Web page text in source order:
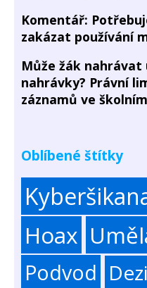
Komentář:
zakázat používání
Může žák
nahrávky? Právní
záznamů ve
Oblíbené štítky
Hoax
Podvod